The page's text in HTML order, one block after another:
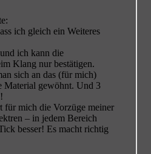
ich gleich ein Weiteres
ich kann die
Klang nur bestätigen.
sich an das (für mich)
Material gewöhnt. Und 3
für mich die Vorzüge meiner
– in jedem Bereich
besser! Es macht richtig